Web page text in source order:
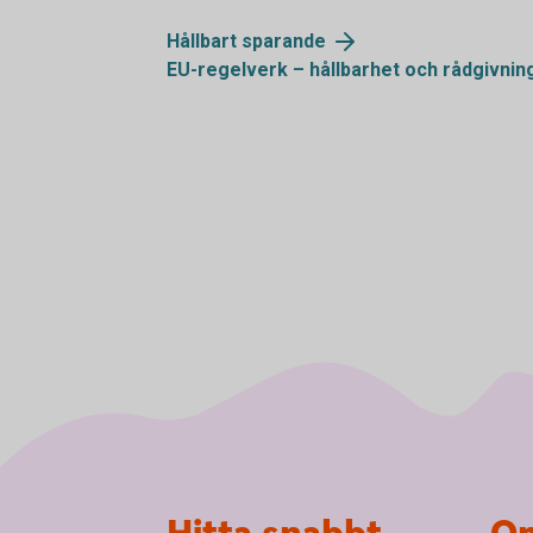
Hållbart sparande
EU-regelverk – hållbarhet och